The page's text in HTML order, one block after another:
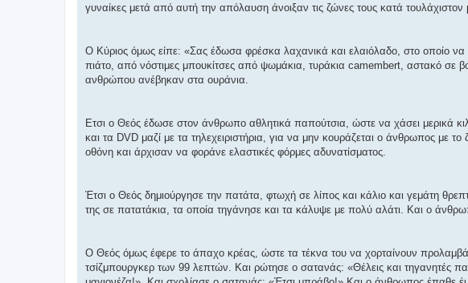
γυναίκες μετά από αυτή την απόλαυση άνοιξαν τις ζώνες τους κατά τουλάχιστον
Ο Κύριος όμως είπε: «Σας έδωσα φρέσκα λαχανικά και ελαιόλαδο, στο οποίο
πιάτο, από νόστιμες μπουκίτσες από ψωμάκια, τυράκια camembert, αστακό σε
ανθρώπου ανέβηκαν στα ουράνια.
Ετσι ο Θεός έδωσε στον άνθρωπο αθλητικά παπούτσια, ώστε να χάσει μερικά
και τα DVD μαζί με τα τηλεχειριστήρια, για να μην κουράζεται ο άνθρωπος με
οθόνη και άρχισαν να φοράνε ελαστικές φόρμες αδυνατίσματος.
Έτσι ο Θεός δημιούργησε την πατάτα, φτωχή σε λίπος και κάλιο και γεμάτη
της σε πατατάκια, τα οποία τηγάνησε και τα κάλυψε με πολύ αλάτι. Και ο
Ο Θεός όμως έφερε το άπαχο κρέας, ώστε τα τέκνα του να χορταίνουν
τσίζμπουργκερ των 99 λεπτών. Και ρώτησε ο σατανάς: «Θέλεις και τηγανητές